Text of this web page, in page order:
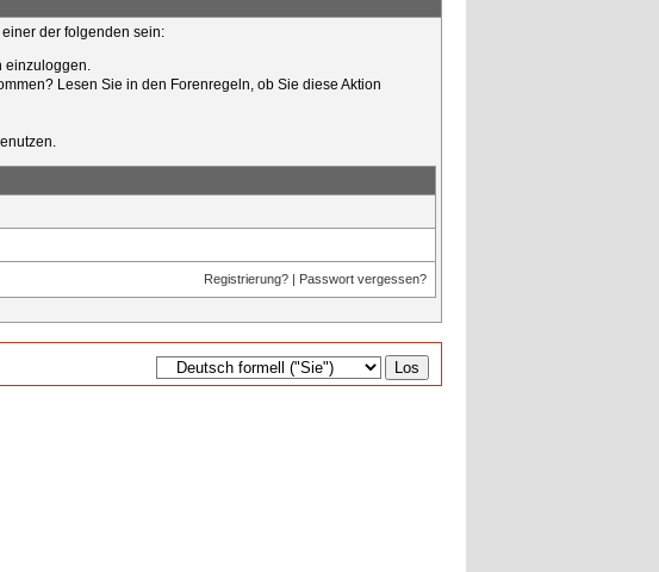
der folgenden sein:
einzuloggen.
Lesen Sie in den Forenregeln, ob Sie diese Aktion
Registrierung? | Passwort vergessen?